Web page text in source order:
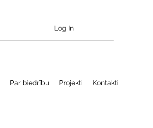
Log In
Par biedrību Projekti Kontakti